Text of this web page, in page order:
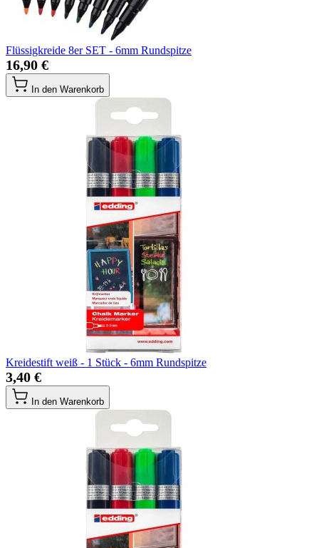
Flüssigkreide 8er SET - 6mm Rundspitze
16,90 €
In den Warenkorb
Kreidestift weiß - 1 Stück - 6mm Rundspitze
3,40 €
In den Warenkorb